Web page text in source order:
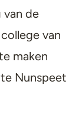
de
van
maken
Nunspeet